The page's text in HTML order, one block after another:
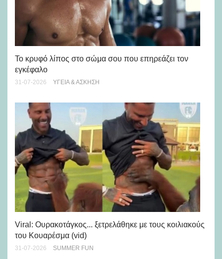
Το κρυφό λίπος στο σώμα σου που επηρεάζει τον
εγκέφαλο
31-07-2026 ΥΓΕΊΑ & ΆΣΚΗΣΗ
Viral: Ουρακοτάγκος... ξετρελάθηκε με τους κοιλιακούς
του Κουαρέσμα (vid)
31-07-2026 SUMMER FUN